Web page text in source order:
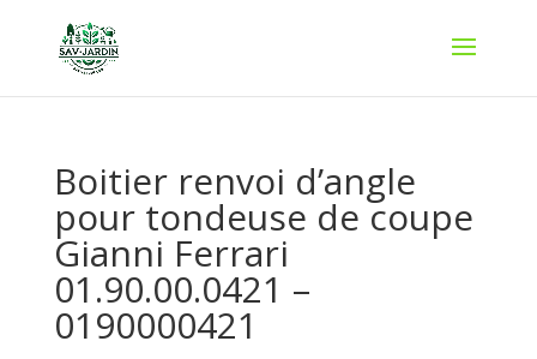
Boitier renvoi d’angle
pour tondeuse de coupe
Gianni Ferrari
01.90.00.0421 –
0190000421